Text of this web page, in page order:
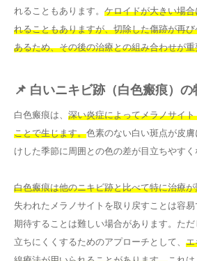
れることもあります。 ケロイドが大きい場
れることもありますが、切除した傷跡が再
あるため、その後の治療との組み合わせが
📌 白いニキビ跡（白色瘢痕）
白色瘢痕は、 深い炎症によってメラノサイ
ことで生じます。色素のない白い斑点が皮
けした季節に周囲との色の差が目立ちやすく
白色瘢痕は他のニキビ跡と比べて特に治療
失われたメラノサイトを取り戻すことは容
期待することは難しい場合があります。た
立ちにくくするためのアプローチとして、 エ